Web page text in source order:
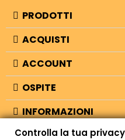
PRODOTTI
ACQUISTI
ACCOUNT
OSPITE
INFORMAZIONI
NEGOZIO
Controlla la tua privacy